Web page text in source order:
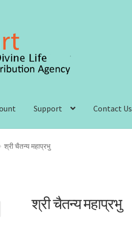
Support Contact Us
account Order, Shipping and Delivery
श्री चैतन्य महाप्रभु
श्री चैतन्य महाप्रभु